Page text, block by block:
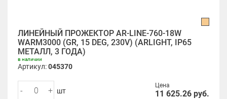
ЛИНЕЙНЫЙ ПРОЖЕКТОР AR-LINE-760-18W
WARM3000 (GR, 15 DEG, 230V) (ARLIGHT, IP65
МЕТАЛЛ, 3 ГОДА)
в наличии
Артикул:045370
Цена
11 625.26 руб.
- + шт